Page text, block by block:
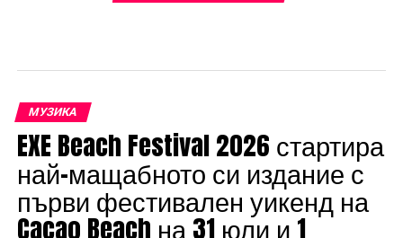
МУЗИКА
EXE Beach Festival 2026 стартира
най-мащабното си издание с
първи фестивален уикенд на
Cacao Beach на 31 юли и 1